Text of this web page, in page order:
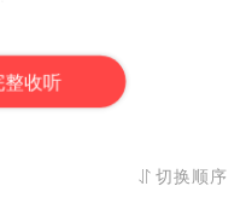
新的强大动力哟!! 加入听友
收听
切换顺序